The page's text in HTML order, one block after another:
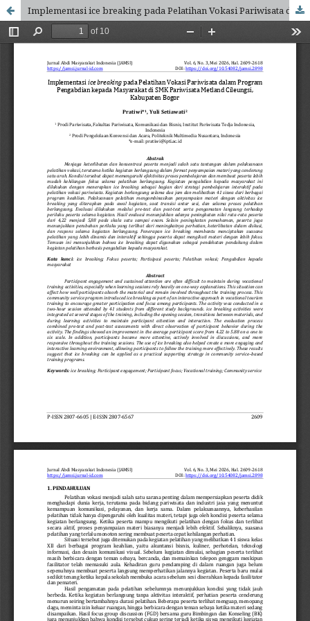
Implementasi ice breaking pada Pelatihan Vokasi Pariwisata dalam Program Pengabdian kepada Masyarakat di SMK Pariwisata Metland Cileungsi, Kabupaten Bogor